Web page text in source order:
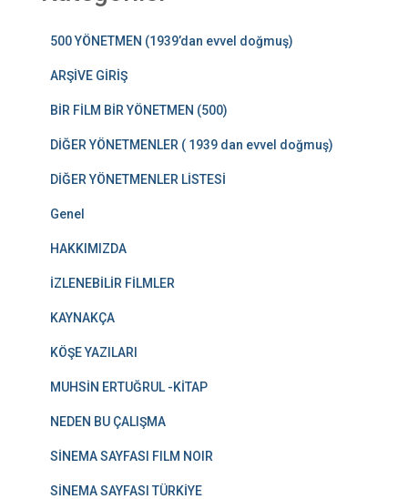
500 YÖNETMEN (1939’dan evvel doğmuş)
ARŞİVE GİRİŞ
BİR FİLM BİR YÖNETMEN (500)
DİĞER YÖNETMENLER ( 1939 dan evvel doğmuş)
DİĞER YÖNETMENLER LİSTESİ
Genel
HAKKIMIZDA
İZLENEBİLİR FİLMLER
KAYNAKÇA
KÖŞE YAZILARI
MUHSİN ERTUĞRUL -KİTAP
NEDEN BU ÇALIŞMA
SİNEMA SAYFASI FILM NOIR
SİNEMA SAYFASI TÜRKİYE